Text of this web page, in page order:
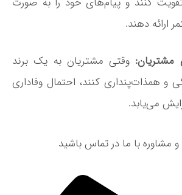
ارائه دهند.
مشتریان: وقتی مشتریان به یک برند
و همذات‌پنداری کنند، احتمال وفاداری
می‌یابد.
مشاوره با ما در تماس باشید